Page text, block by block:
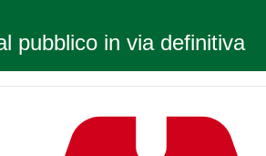
pubblico in via definitiva